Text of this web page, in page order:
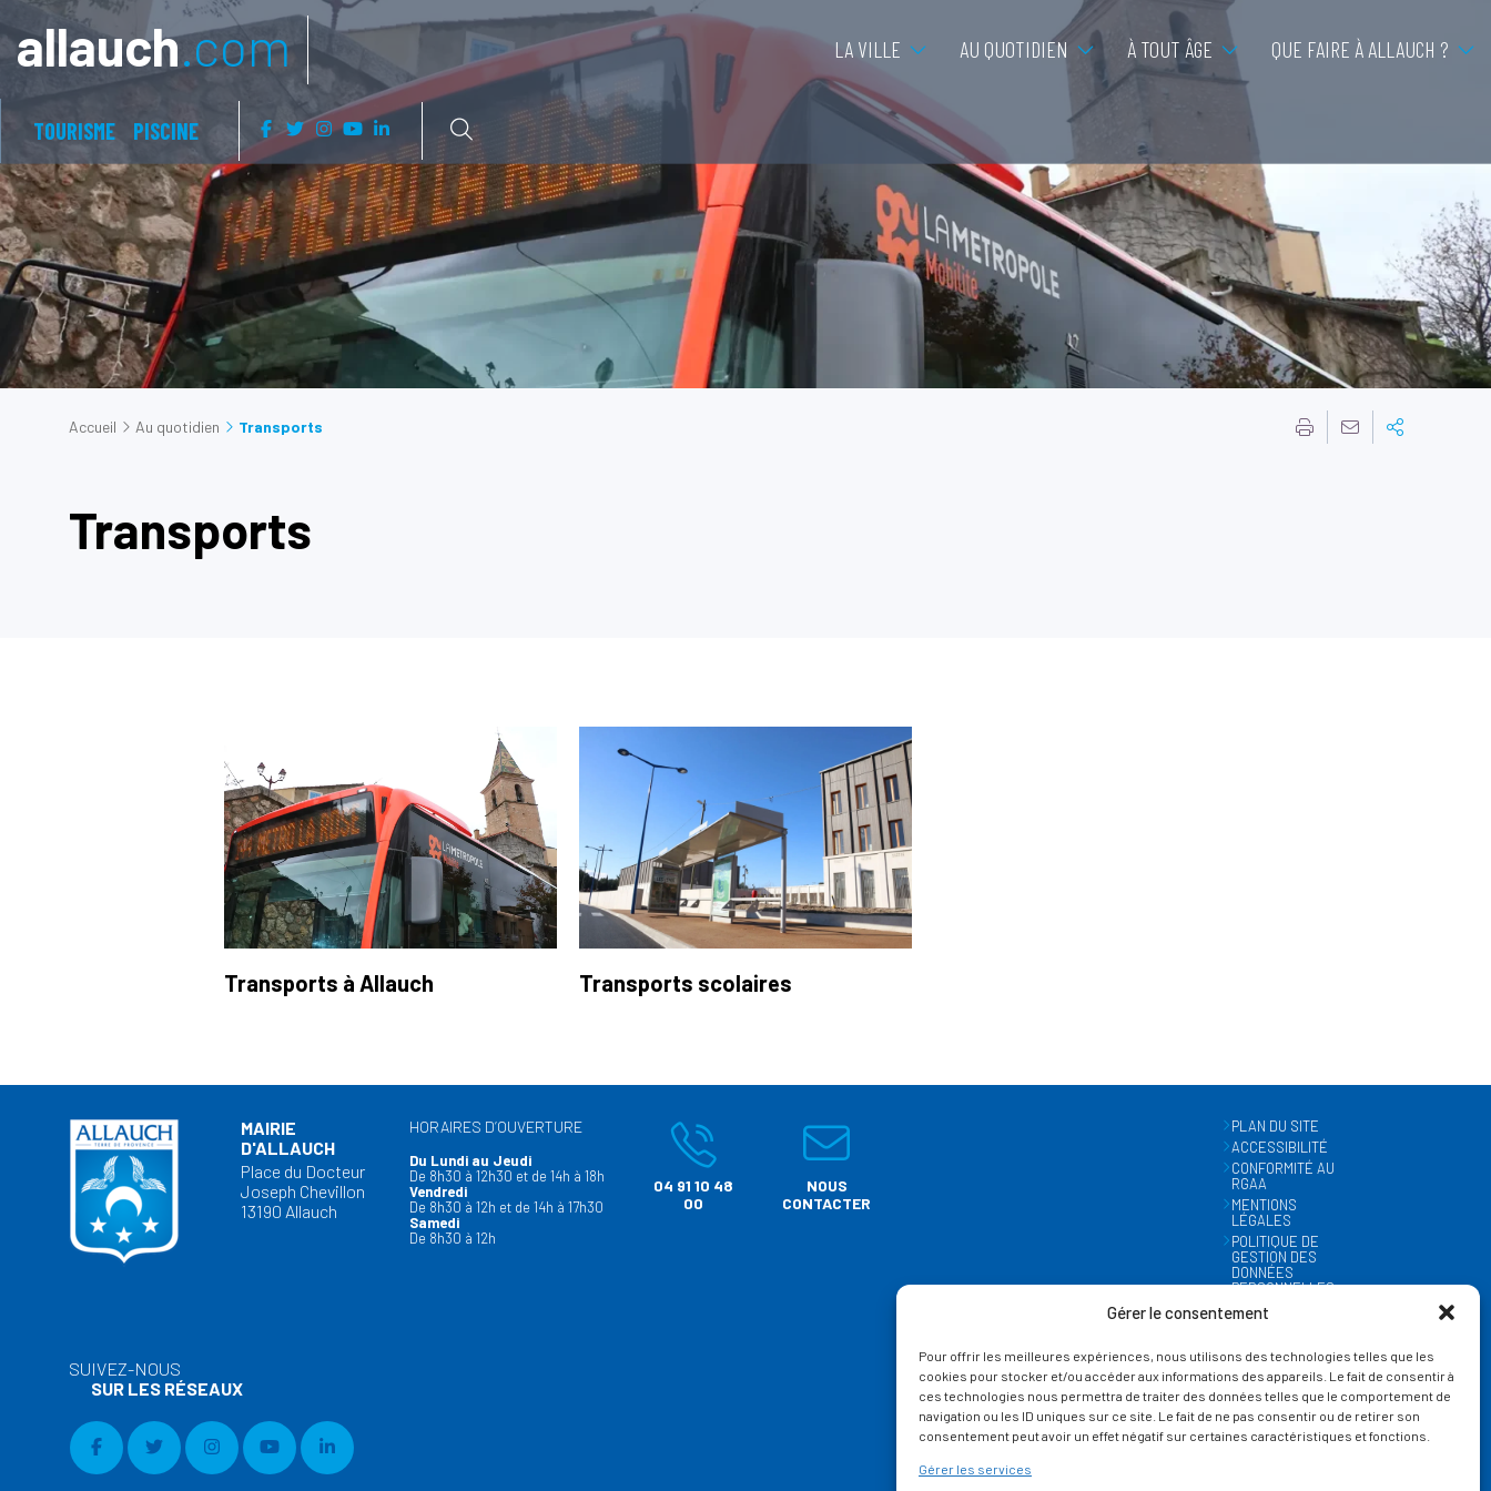
Gérer le consentement
Pour offrir les meilleures expériences, nous utilisons des technologies telles que les
cookies pour stocker et/ou accéder aux informations des appareils. Le fait de consentir à
ces technologies nous permettra de traiter des données telles que le comportement de
navigation ou les ID uniques sur ce site. Le fait de ne pas consentir ou de retirer son
consentement peut avoir un effet négatif sur certaines caractéristiques et fonctions.
Gérer les services
allauch.com LA VILLE AU QUOTIDIEN À TOUT ÂGE QUE FAIRE À ALLAUCH ?
TOURISME PISCINE
Accueil Au quotidien Transports
Transports
Transports à Allauch Transports scolaires
MAIRIE
D'ALLAUCH
Place du Docteur
Joseph Chevillon
13190 Allauch
HORAIRES D’OUVERTURE
Du Lundi au Jeudi
De 8h30 à 12h30 et de 14h à 18h
Vendredi
De 8h30 à 12h et de 14h à 17h30
Samedi
De 8h30 à 12h
04 91 10 48
00
NOUS
CONTACTER
PLAN DU SITE
ACCESSIBILITÉ
CONFORMITÉ AU
RGAA
MENTIONS
LÉGALES
POLITIQUE DE
GESTION DES
DONNÉES
PERSONNELLES
MÉTÉO
SUIVEZ-NOUS
SUR LES RÉSEAUX